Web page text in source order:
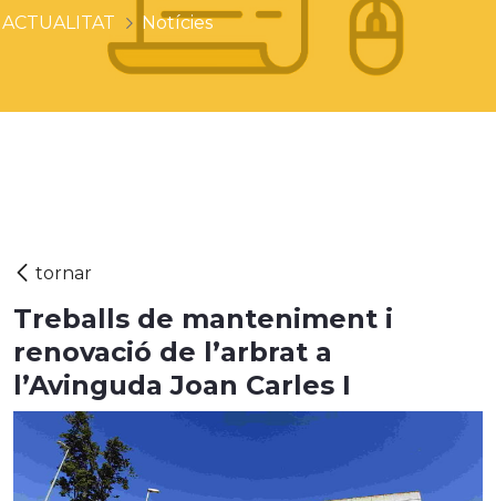
ACTUALITAT Notícies
Treballs de manteniment i
renovació de l’arbrat a
l’Avinguda Joan Carles I